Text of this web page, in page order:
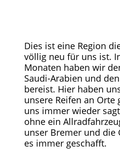
Dies ist eine Region
völlig neu für uns ist.
Monaten haben wir
Saudi-Arabien und
bereist. Hier haben
unsere Reifen an Orte
uns immer wieder
ohne ein
unser Bremer und die
es immer geschafft.